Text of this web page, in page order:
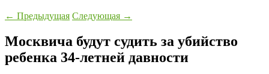
← Предыдущая Следующая →
Москвича будут судить за убийство
ребенка 34-летней давности